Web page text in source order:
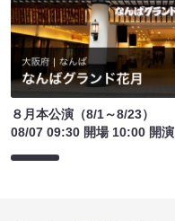
８月本公演（8/1～8/23）
08/07 09:30 開場 10:00 開演